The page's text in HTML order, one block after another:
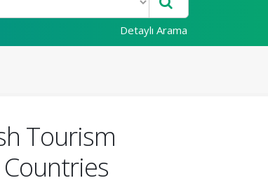
Detaylı Arama
Tourism